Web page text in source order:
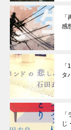
感
タ
じ